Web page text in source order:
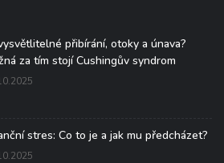
přibírání, otoky a únava?
za tím stojí Cushingův syndrom
stres: Co to je a jak mu předcházet?